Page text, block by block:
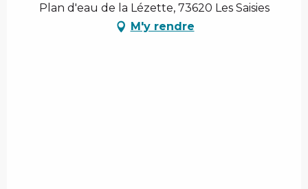
Plan d'eau de la Lézette, 73620 Les Saisies
M'y rendre